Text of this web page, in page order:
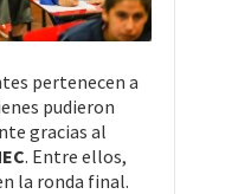
pertenecen a
pudieron
gracias al
. Entre ellos,
la ronda final.